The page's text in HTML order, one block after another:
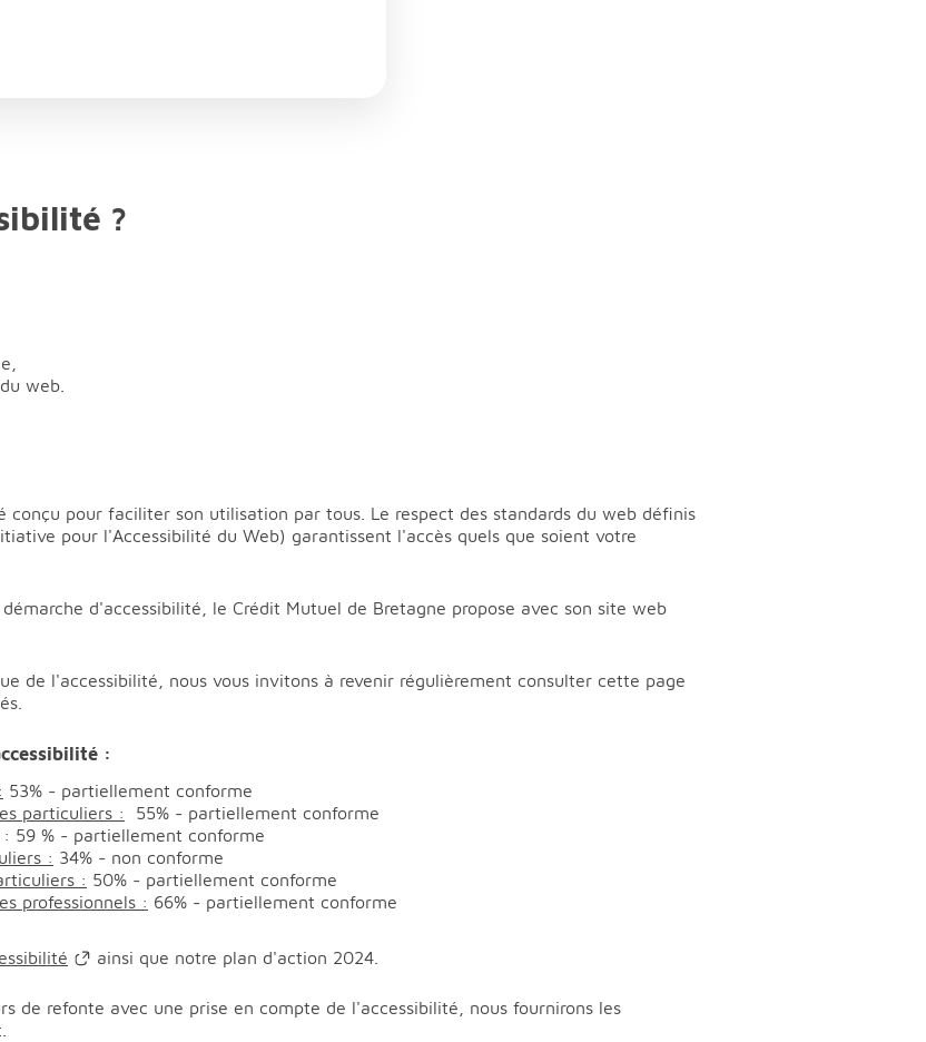
?
web.
conçu pour faciliter son utilisation par tous. Le respect des standards du web définis
pour l'Accessibilité du Web) garantissent l'accès quels que soient votre
d'accessibilité, le Crédit Mutuel de Bretagne propose avec son site web
de l'accessibilité, nous vous invitons à revenir régulièrement consulter cette page
:
53% - partiellement conforme
particuliers :
55% - partiellement conforme
: 59 % - partiellement conforme
: 34% - non conforme
: 50% - partiellement conforme
professionnels : 66% - partiellement conforme
ainsi que notre plan d'action 2024.
de refonte avec une prise en compte de l'accessibilité, nous fournirons les